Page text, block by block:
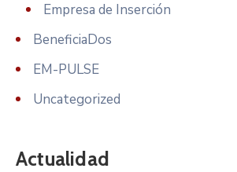
Empresa de Inserción
BeneficiaDos
EM-PULSE
Uncategorized
Actualidad